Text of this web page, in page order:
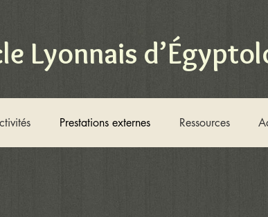
Lyonnais
Prestations externes Ressources